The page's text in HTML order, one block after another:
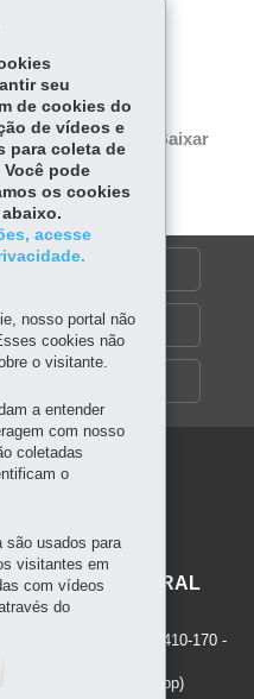
Tw
itt
er
ha
ts
Ap
p
Imprimir Baixar
CULTURA
CULTURAL
58 - 4º Andar
Rocha - Centro
80410-170 -
98903-5976 (Whatsapp)
seu
de cookies do
de vídeos e
para coleta de
pode
os cookies
acesse
nosso portal não
cookies não
o visitante.
a entender
com nosso
coletadas
o
são usados para
visitantes em
com vídeos
do